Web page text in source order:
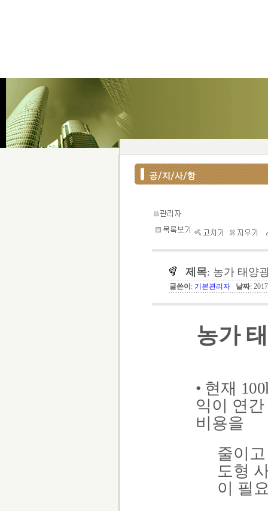
제목: 농가 태양
글쓴이 : 기본관리자 날짜:
농가
• 현재
익이 연간
비용을
줄이
도형
이 필